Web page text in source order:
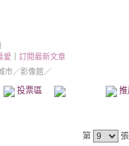
愛
訂閱最新文章
市／影像館／
投票區 影像館
第